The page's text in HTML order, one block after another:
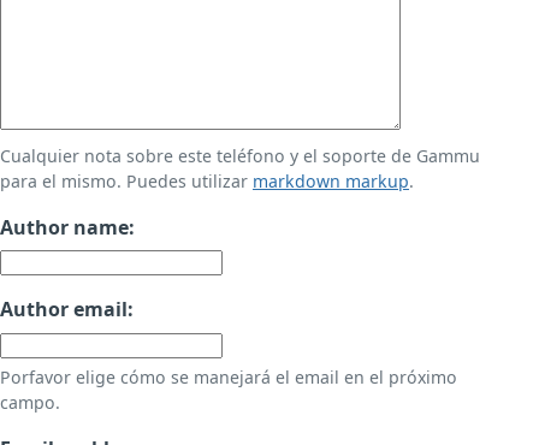
Cualquier nota sobre este teléfono y el soporte de Gammu
para el mismo. Puedes utilizar markdown markup.
Author name:
Author email:
Porfavor elige cómo se manejará el email en el próximo
campo.